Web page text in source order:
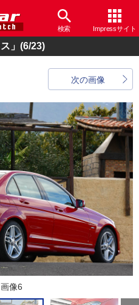
検索 Impressサイト
」 (6/23)
次の画像
像6